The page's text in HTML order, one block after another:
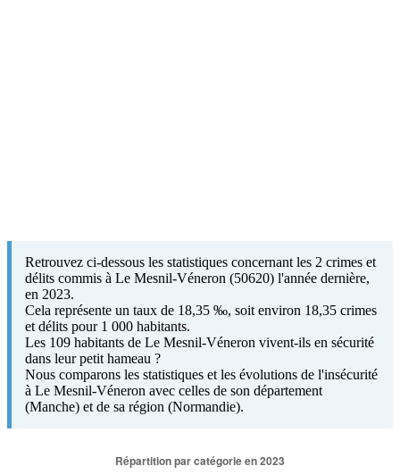
Retrouvez ci-dessous les statistiques concernant les 2 crimes et
délits commis à Le Mesnil-Véneron (50620) l'année dernière,
en 2023.
Cela représente un taux de 18,35 ‰, soit environ 18,35 crimes
et délits pour 1 000 habitants.
Les 109 habitants de Le Mesnil-Véneron vivent-ils en sécurité
dans leur petit hameau ?
Nous comparons les statistiques et les évolutions de l'insécurité
à Le Mesnil-Véneron avec celles de son département
(Manche) et de sa région (Normandie).